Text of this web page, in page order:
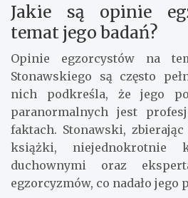
Jakie są opinie
temat jego badań?
Opinie egzorcystów na
Stonawskiego są często
nich podkreśla, że jego
paranormalnych jest
faktach. Stonawski,
książki, niejednokrotnie
duchownymi oraz
egzorcyzmów, co nadało jego